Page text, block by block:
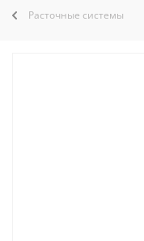
Расточные системы